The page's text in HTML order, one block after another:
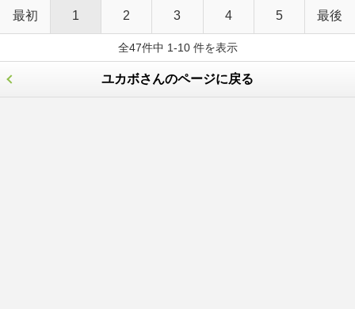
最初 1 2 3 4 5 最後
全47件中 1-10 件を表示
ユカボさんのページに戻る